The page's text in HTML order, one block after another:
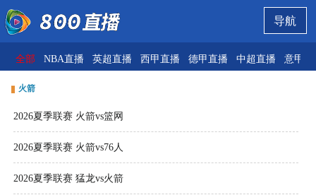
导航
全部 NBA直播 英超直播 西甲直播 德甲直播 中超直播 意甲直
火箭
2026夏季联赛 火箭vs篮网
2026夏季联赛 火箭vs76人
2026夏季联赛 猛龙vs火箭